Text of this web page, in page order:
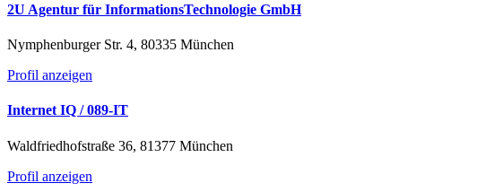
2U Agentur für InformationsTechnologie GmbH
Nymphenburger Str. 4, 80335 München
Profil anzeigen
Internet IQ / 089-IT
Waldfriedhofstraße 36, 81377 München
Profil anzeigen